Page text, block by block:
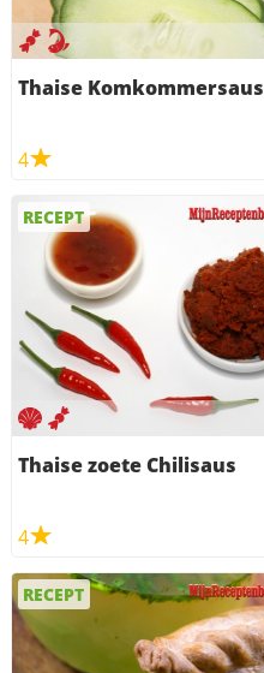
Thaise Komkommersaus
4
RECEPT
Thaise zoete Chilisaus
4
RECEPT